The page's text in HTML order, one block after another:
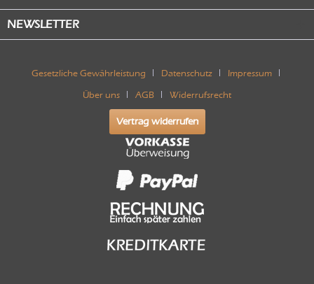
NEWSLETTER
Gesetzliche Gewährleistung Datenschutz Impressum
Über uns AGB Widerrufsrecht
Vertrag widerrufen